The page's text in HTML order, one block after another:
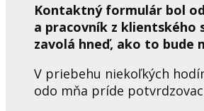
Kontaktný formulár bol
a pracovník z klientského
zavolá hneď, ako to bude
V priebehu niekoľkých
odo mňa príde